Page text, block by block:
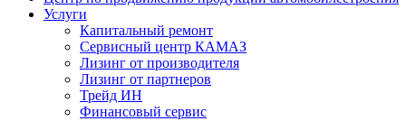
Услуги
Капитальный ремонт
Сервисный центр КАМАЗ
Лизинг от производителя
Лизинг от партнеров
Трейд ИН
Финансовый сервис